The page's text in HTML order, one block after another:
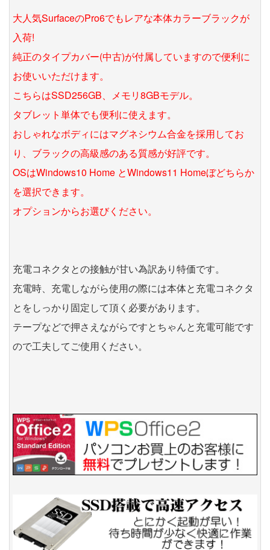
大人気SurfaceのPro6でもレアな本体カラーブラックが
入荷!
純正のタイプカバー(中古)が付属していますので便利に
お使いいただけます。
こちらはSSD256GB、メモリ8GBモデル。
タブレット単体でも便利に使えます。
おしゃれなボディにはマグネシウム合金を採用してお
り、ブラックの高級感のある質感が好評です。
OSはWindows10 Home とWindows11 Homeぼどちらか
を選択できます。
オプションからお選びください。
充電コネクタとの接触が甘い為訳あり特価です。
充電時、充電しながら使用の際には本体と充電コネクタ
とをしっかり固定して頂く必要があります。
テープなどで押さえながらですとちゃんと充電可能です
ので工夫してご使用ください。